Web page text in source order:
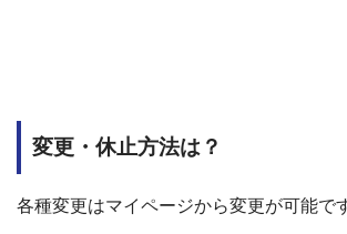
変更・休止方法は？
各種変更はマイページから変更が可能で